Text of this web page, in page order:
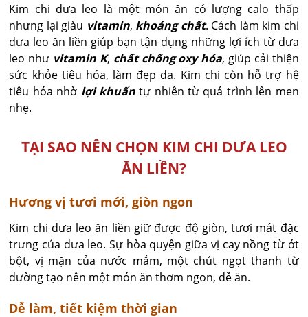
Kim chi dưa leo là một món ăn có lượng calo thấp
nhưng lại giàu vitamin, khoáng chất. Cách làm kim chi
dưa leo ăn liền giúp bạn tận dụng những lợi ích từ dưa
leo như vitamin K, chất chống oxy hóa, giúp cải thiện
sức khỏe tiêu hóa, làm đẹp da. Kim chi còn hỗ trợ hệ
tiêu hóa nhờ lợi khuẩntự nhiên từ quá trình lên men
nhẹ.
TẠI SAO NÊN CHỌN KIM CHI DƯA LEO
ĂN LIỀN?
Hương vị tươi mới, giòn ngon
Kim chi dưa leo ăn liền giữ được độ giòn, tươi mát đặc
trưng của dưa leo. Sự hòa quyện giữa vị cay nồng từ ớt
bột, vị mặn của nước mắm, một chút ngọt thanh từ
đường tạo nên một món ăn thơm ngon, dễ ăn.
Dễ làm, tiết kiệm thời gian